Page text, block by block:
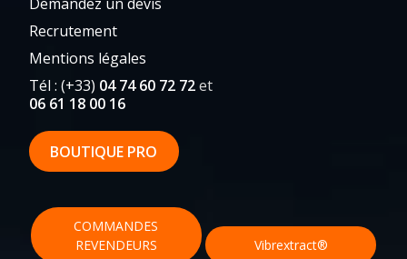
Demandez un devis
Recrutement
Mentions légales
Tél : (+33) 04 74 60 72 72et
06 61 18 00 16
BOUTIQUE PRO
Menu
secondaireCOMMANDES
REVENDEURS
Vibrextract®